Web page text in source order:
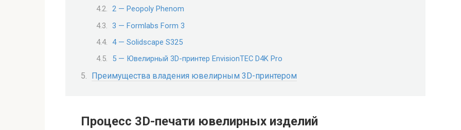
2 — Peopoly Phenom
3 — Formlabs Form 3
4 — Solidscape S325
5 — Ювелирный 3D-принтер EnvisionTEC D4K Pro
Преимущества владения ювелирным 3D-принтером
Процесс 3D-печати ювелирных изделий